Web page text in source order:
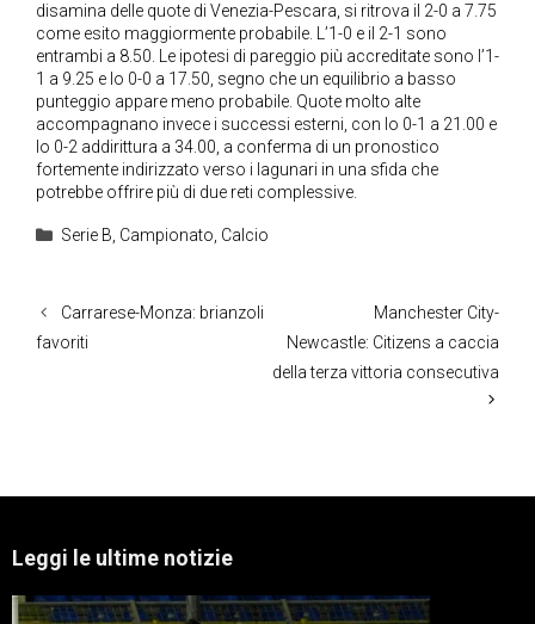
disamina delle quote di Venezia-Pescara, si ritrova il 2-0 a 7.75
come esito maggiormente probabile. L’1-0 e il 2-1 sono
entrambi a 8.50. Le ipotesi di pareggio più accreditate sono l’1-
1 a 9.25 e lo 0-0 a 17.50, segno che un equilibrio a basso
punteggio appare meno probabile. Quote molto alte
accompagnano invece i successi esterni, con lo 0-1 a 21.00 e
lo 0-2 addirittura a 34.00, a conferma di un pronostico
fortemente indirizzato verso i lagunari in una sfida che
potrebbe offrire più di due reti complessive.
Categorie
Serie B, Campionato, Calcio
Carrarese-Monza: brianzoli
favoriti
Manchester City-
Newcastle: Citizens a caccia
della terza vittoria consecutiva
Leggi le ultime notizie